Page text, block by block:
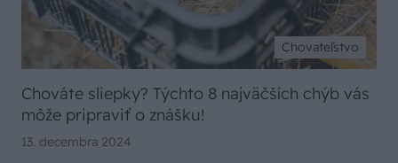
Chovateľstvo
Chováte sliepky? Týchto 8 najväčších chýb vás
môže pripraviť o znášku!
13. decembra 2024